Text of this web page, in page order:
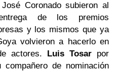
Coronado subieron al
de los premios
y los mismos que ya
volvieron a hacerlo en
actores. Luis Tosarpor
de nominación